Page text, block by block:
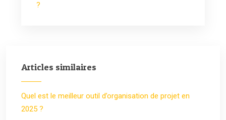
?
Articles similaires
Quel est le meilleur outil d’organisation de projet en
2025 ?